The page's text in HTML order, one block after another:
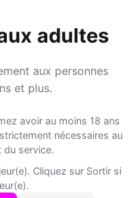
adultes
aux personnes
et plus.
avoir au moins 18 ans
nécessaires au
du service.
Cliquez sur Sortir si
BE
BE et des alentours